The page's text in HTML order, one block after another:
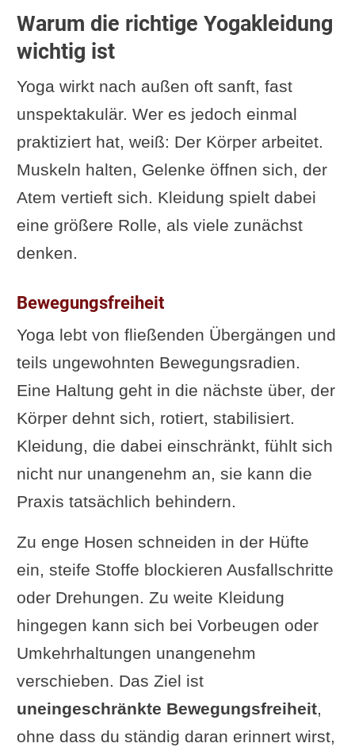
Warum die richtige Yogakleidung
wichtig ist
Yoga wirkt nach außen oft sanft, fast
unspektakulär. Wer es jedoch einmal
praktiziert hat, weiß: Der Körper arbeitet.
Muskeln halten, Gelenke öffnen sich, der
Atem vertieft sich. Kleidung spielt dabei
eine größere Rolle, als viele zunächst
denken.
Bewegungsfreiheit
Yoga lebt von fließenden Übergängen und
teils ungewohnten Bewegungsradien.
Eine Haltung geht in die nächste über, der
Körper dehnt sich, rotiert, stabilisiert.
Kleidung, die dabei einschränkt, fühlt sich
nicht nur unangenehm an, sie kann die
Praxis tatsächlich behindern.
Zu enge Hosen schneiden in der Hüfte
ein, steife Stoffe blockieren Ausfallschritte
oder Drehungen. Zu weite Kleidung
hingegen kann sich bei Vorbeugen oder
Umkehrhaltungen unangenehm
verschieben. Das Ziel ist
uneingeschränkte Bewegungsfreiheit,
ohne dass du ständig daran erinnert wirst,